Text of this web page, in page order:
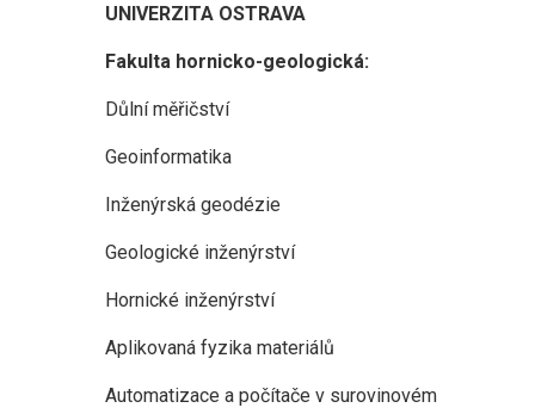
UNIVERZITA OSTRAVA
Fakulta hornicko-geologická:
Důlní měřičství
Geoinformatika
Inženýrská geodézie
Geologické inženýrství
Hornické inženýrství
Aplikovaná fyzika materiálů
Automatizace a počítače v surovinovém